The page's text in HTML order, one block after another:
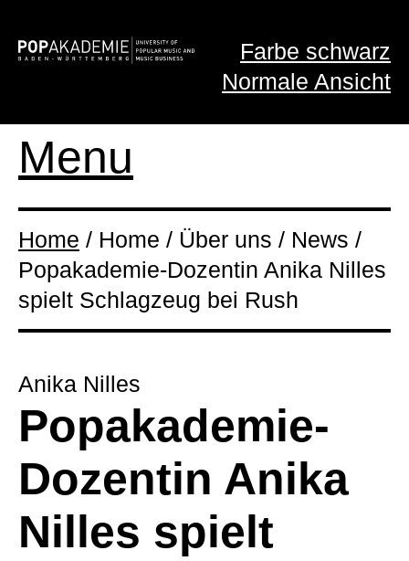
Farbe schwarz
Normale Ansicht
Menu
Home / Home / Über uns / News /
Popakademie-Dozentin Anika Nilles
spielt Schlagzeug bei Rush
Anika Nilles
Popakademie-
Dozentin Anika
Nilles spielt